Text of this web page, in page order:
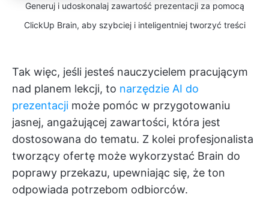
Generuj i udoskonalaj zawartość prezentacji za pomocą
ClickUp Brain, aby szybciej i inteligentniej tworzyć treści
Tak więc, jeśli jesteś nauczycielem pracującym
nad planem lekcji, to narzędzie AI do
prezentacji może pomóc w przygotowaniu
jasnej, angażującej zawartości, która jest
dostosowana do tematu. Z kolei profesjonalista
tworzący ofertę może wykorzystać Brain do
poprawy przekazu, upewniając się, że ton
odpowiada potrzebom odbiorców.